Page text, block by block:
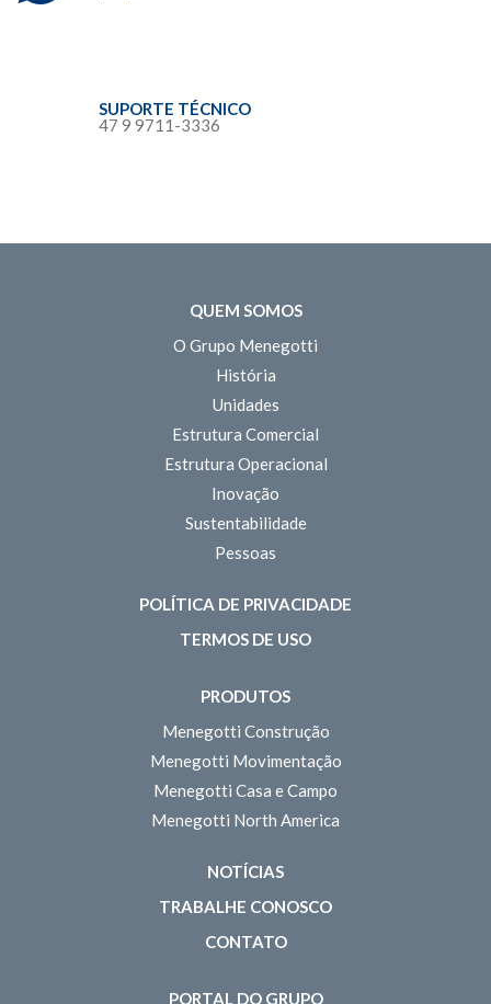
SUPORTE TÉCNICO
47 9 9711-3336
QUEM SOMOS
O Grupo Menegotti
História
Unidades
Estrutura Comercial
Estrutura Operacional
Inovação
Sustentabilidade
Pessoas
POLÍTICA DE PRIVACIDADE
TERMOS DE USO
PRODUTOS
Menegotti Construção
Menegotti Movimentação
Menegotti Casa e Campo
Menegotti North America
NOTÍCIAS
TRABALHE CONOSCO
CONTATO
PORTAL DO GRUPO